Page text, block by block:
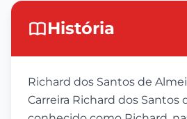
História
Richard dos Santos de
Carreira Richard dos Santos